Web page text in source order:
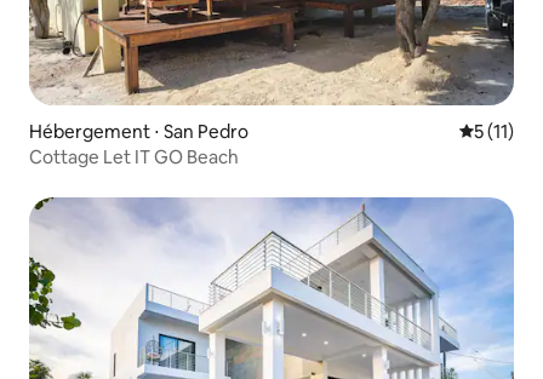
Hébergement ⋅ San Pedro
5 (11)
Cottage Let IT GO Beach